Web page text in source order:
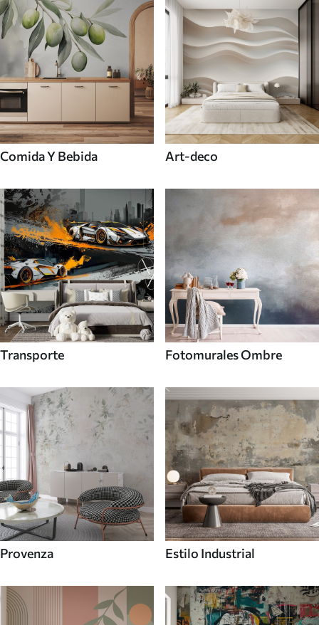
Comida Y Bebida Art-deco
Transporte Fotomurales Ombre
Provenza Estilo Industrial